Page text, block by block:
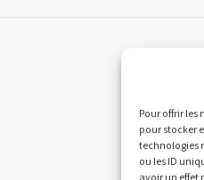
Pour offrir les
pour stocker
technologies
ou les ID
avoir un effet
21